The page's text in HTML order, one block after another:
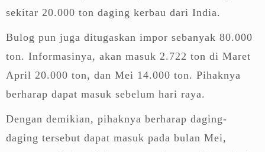
sekitar 20.000 ton daging kerbau dari India.
Bulog pun juga ditugaskan impor sebanyak 80.000
ton. Informasinya, akan masuk 2.722 ton di Maret
April 20.000 ton, dan Mei 14.000 ton. Pihaknya
berharap dapat masuk sebelum hari raya.
Dengan demikian, pihaknya berharap daging-
daging tersebut dapat masuk pada bulan Mei,